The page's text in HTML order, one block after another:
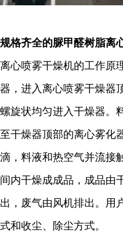
规格齐全的脲甲醛树脂离
离心喷雾干燥机的工作原
器，进入离心喷雾干燥器
螺旋状均匀进入干燥器。
至干燥器顶部的离心雾化
滴，料液和热空气并流接
间内干燥成成品，成品由
出，废气由风机排出。用
式和收尘、除尘方式。